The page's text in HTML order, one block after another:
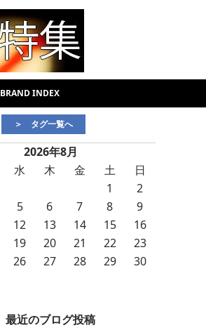
BRAND INDEX
＞ タグ一覧へ
2026年8月
水 木 金 土 日
1
2
5 6 7 8
9
12 13 14 15
16
19 20 21 22
23
26 27 28 29
30
最近のブログ投稿